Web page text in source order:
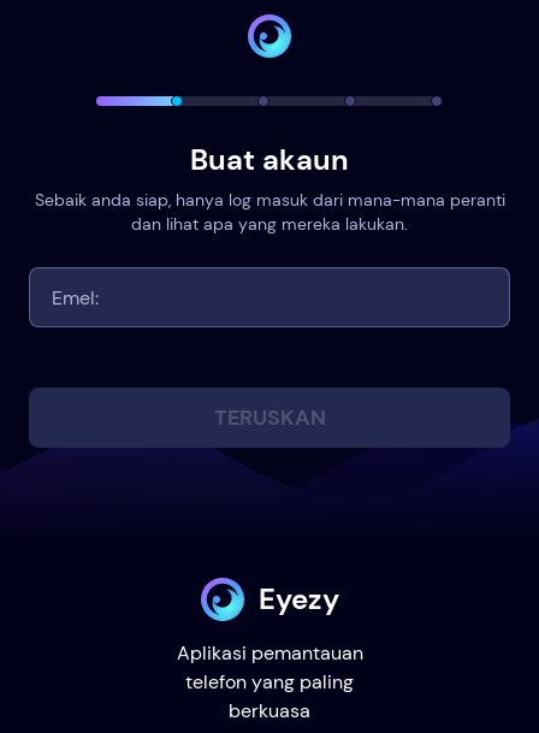
Buat akaun
Sebaik anda siap, hanya log masuk dari mana-mana peranti
dan lihat apa yang mereka lakukan.
TERUSKAN
Eyezy
Aplikasi pemantauan
telefon yang paling
berkuasa